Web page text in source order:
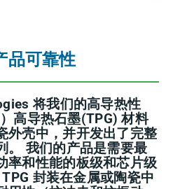
品可靠性
将我们的高导热性
高导热石墨(TPG) 材料
外壳中，并开发出了完整
。 我们的产品是需要最
率和性能的板级和芯片级
封装在金属或陶瓷中